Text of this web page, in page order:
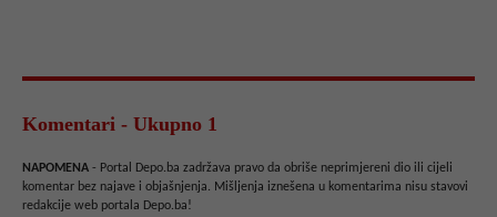
Komentari - Ukupno 1
NAPOMENA - Portal Depo.ba zadržava pravo da obriše neprimjereni dio ili cijeli
komentar bez najave i objašnjenja. Mišljenja iznešena u komentarima nisu stavovi
redakcije web portala Depo.ba!